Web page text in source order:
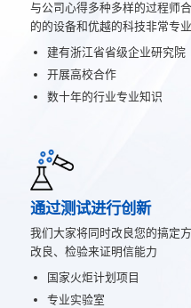
与公司心得多种多样的过程师
的的设备和优越的科技非常专
建有浙江省省级企业研究院
开展高校合作
数十年的行业专业知识
通过测试进行创新
我们大家将同时改良您的搞定
改良、检验来证明信能力
国家火炬计划项目
专业实验室